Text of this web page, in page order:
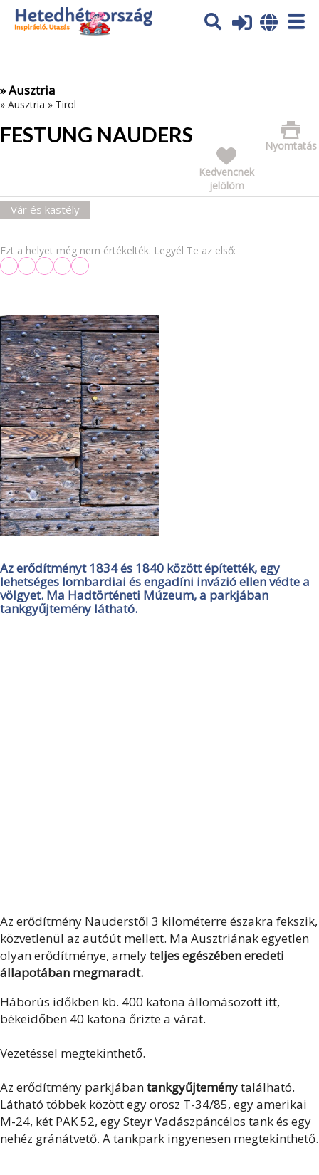
Az oldal sütiket (cookies) használ. További tájékoztatás itt:
Adatvédelmi tájékoztató
» Ausztria
» Ausztria » Tirol
FESTUNG NAUDERS
Nyomtatás
Kedvencnek
jelölöm
Vár és kastély
Ezt a helyet még nem értékelték. Legyél Te az első:
Az erődítményt 1834 és 1840 között építették, egy
lehetséges lombardiai és engadíni invázió ellen védte a
völgyet. Ma Hadtörténeti Múzeum, a parkjában
tankgyűjtemény látható.
Az erődítmény Nauderstől 3 kilométerre északra fekszik,
közvetlenül az autóút mellett. Ma Ausztriának egyetlen
olyan erődítménye, amelyteljes egészében eredeti
állapotában megmaradt.
Háborús időkben kb. 400 katona állomásozott itt,
békeidőben 40 katona őrizte a várat.
Vezetéssel megtekinthető.
Az erődítmény parkjábantankgyűjteménytalálható.
Látható többek között egy orosz T-34/85, egy amerikai
M-24, két PAK 52, egy Steyr Vadászpáncélos tank és egy
nehéz gránátvető. A tankpark ingyenesen megtekinthető.